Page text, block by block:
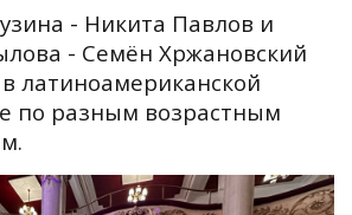
- Никита Павлов и
- Семён Хржановский
латиноамериканской
по разным возрастным